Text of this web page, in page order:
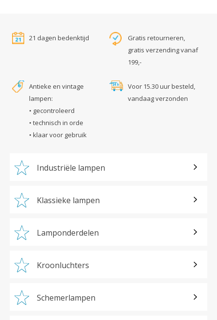
21 dagen bedenktijd
Gratis retourneren,
gratis verzending vanaf
199,-
Antieke en vintage
lampen:
• gecontroleerd
• technisch in orde
• klaar voor gebruik
Voor 15.30 uur besteld,
vandaag verzonden
Industriële lampen
Klassieke lampen
Lamponderdelen
Kroonluchters
Schemerlampen